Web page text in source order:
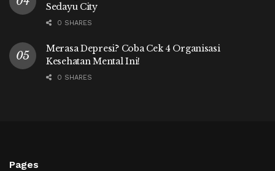
Sedayu City
0 SHARES
Merasa Depresi? Coba Cek 4 Organisasi
Kesehatan Mental Ini!
0 SHARES
Pages